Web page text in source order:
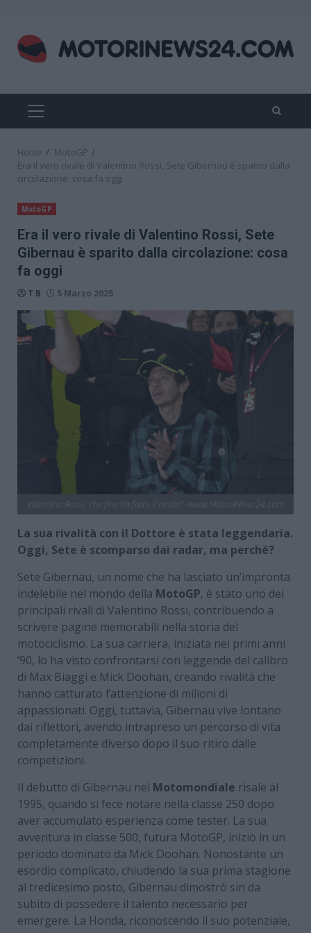
content
PRIMARY
MENU
Home
MotoGP
Era il vero rivale di Valentino Rossi, Sete Gibernau è sparito dalla
circolazione: cosa fa oggi
MotoGP
Era il vero rivale di Valentino Rossi, Sete
Gibernau è sparito dalla circolazione: cosa
fa oggi
T B 5 Marzo 2025
La sua rivalità con il Dottore è stata leggendaria.
Oggi, Sete è scomparso dai radar, ma perché?
Sete Gibernau, un nome che ha lasciato un’impronta
indelebile nel mondo della MotoGP, è stato uno dei
principali rivali di Valentino Rossi, contribuendo a
scrivere pagine memorabili nella storia del
motociclismo. La sua carriera, iniziata nei primi anni
’90, lo ha visto confrontarsi con leggende del calibro
di Max Biaggi e Mick Doohan, creando rivalità che
hanno catturato l’attenzione di milioni di
appassionati. Oggi, tuttavia, Gibernau vive lontano
dai riflettori, avendo intrapreso un percorso di vita
completamente diverso dopo il suo ritiro dalle
competizioni.
Il debutto di Gibernau nel Motomondiale risale al
1995, quando si fece notare nella classe 250 dopo
aver accumulato esperienza come tester. La sua
avventura in classe 500, futura MotoGP, iniziò in un
periodo dominato da Mick Doohan. Nonostante un
esordio complicato, chiudendo la sua prima stagione
al tredicesimo posto, Gibernau dimostrò sin da
subito di possedere il talento necessario per
emergere. La Honda, riconoscendo il suo potenziale,